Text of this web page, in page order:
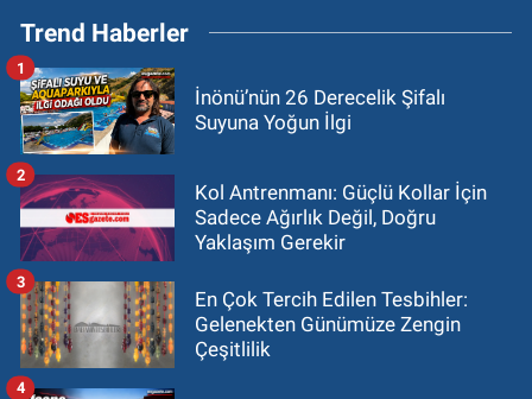
Trend Haberler
İnönü’nün 26 Derecelik Şifalı
Suyuna Yoğun İlgi
1
Kol Antrenmanı: Güçlü Kollar İçin
Sadece Ağırlık Değil, Doğru
Yaklaşım Gerekir
2
En Çok Tercih Edilen Tesbihler:
Gelenekten Günümüze Zengin
Çeşitlilik
3
4